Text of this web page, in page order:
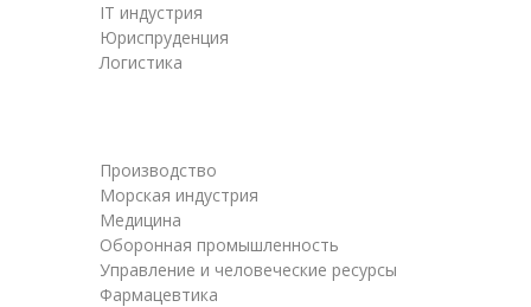
IT индустрия
Юриспруденция
Логистика
Производство
Морская индустрия
Медицина
Оборонная промышленность
Управление и человеческие ресурсы
Фармацевтика